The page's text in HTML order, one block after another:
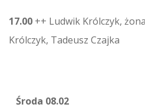
17.00 ++ Ludwik Królczyk,
Królczyk, Tadeusz Czajka
Środa 08.02